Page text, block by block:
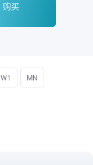
购买
W1 MN